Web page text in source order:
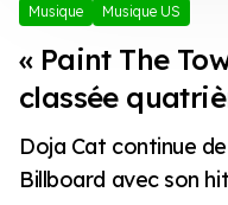
Musique Musique US
« Paint The
classée
Doja Cat continue
Billboard avec son